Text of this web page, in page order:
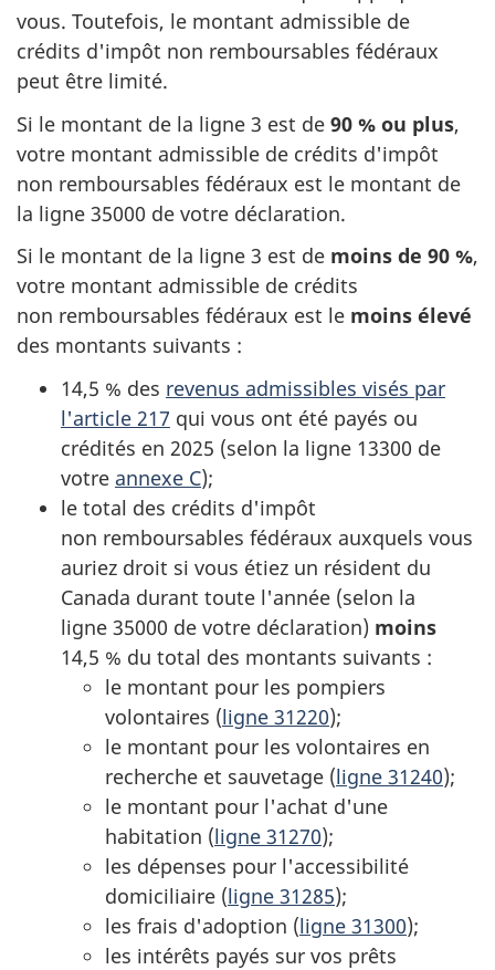
vous. Toutefois, le montant admissible de
crédits d'impôt non remboursables fédéraux
peut être limité.
Si le montant de la ligne 3 est de 90 % ou plus,
votre montant admissible de crédits d'impôt
non remboursables fédéraux est le montant de
la ligne 35000 de votre déclaration.
Si le montant de la ligne 3 est de moins de 90 %,
votre montant admissible de crédits
non remboursables fédéraux est le moins élevé
des montants suivants :
14,5 % des revenus admissibles visés par
l'article 217 qui vous ont été payés ou
crédités en 2025 (selon la ligne 13300 de
votre annexe C);
le total des crédits d'impôt
non remboursables fédéraux auxquels vous
auriez droit si vous étiez un résident du
Canada durant toute l'année (selon la
ligne 35000 de votre déclaration) moins
14,5 % du total des montants suivants :
le montant pour les pompiers
volontaires (ligne 31220);
le montant pour les volontaires en
recherche et sauvetage (ligne 31240);
le montant pour l'achat d'une
habitation (ligne 31270);
les dépenses pour l'accessibilité
domiciliaire (ligne 31285);
les frais d'adoption (ligne 31300);
les intérêts payés sur vos prêts